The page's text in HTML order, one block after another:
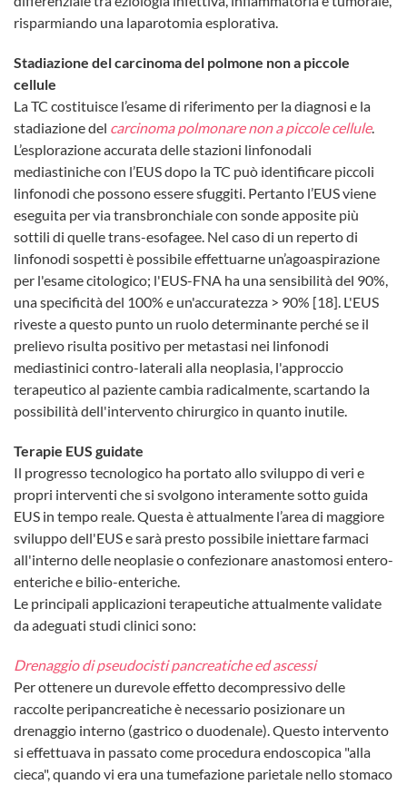
risparmiando una laparotomia esplorativa.
Stadiazione del carcinoma del polmone non a piccole
cellule
La TC costituisce l’esame di riferimento per la diagnosi e la
stadiazione del carcinoma polmonare non a piccole cellule.
L’esplorazione accurata delle stazioni linfonodali
mediastiniche con l’EUS dopo la TC può identificare piccoli
linfonodi che possono essere sfuggiti. Pertanto l’EUS viene
eseguita per via transbronchiale con sonde apposite più
sottili di quelle trans-esofagee. Nel caso di un reperto di
linfonodi sospetti è possibile effettuarne un’agoaspirazione
per l'esame citologico; l'EUS-FNA ha una sensibilità del 90%,
una specificità del 100% e un'accuratezza > 90% [18]. L'EUS
riveste a questo punto un ruolo determinante perché se il
prelievo risulta positivo per metastasi nei linfonodi
mediastinici contro-laterali alla neoplasia, l'approccio
terapeutico al paziente cambia radicalmente, scartando la
possibilità dell'intervento chirurgico in quanto inutile.
Terapie EUS guidate
Il progresso tecnologico ha portato allo sviluppo di veri e
propri interventi che si svolgono interamente sotto guida
EUS in tempo reale. Questa è attualmente l’area di maggiore
sviluppo dell'EUS e sarà presto possibile iniettare farmaci
all'interno delle neoplasie o confezionare anastomosi entero-
enteriche e bilio-enteriche.
Le principali applicazioni terapeutiche attualmente validate
da adeguati studi clinici sono:
Drenaggio di pseudocisti pancreatiche ed ascessi
Per ottenere un durevole effetto decompressivo delle
raccolte peripancreatiche è necessario posizionare un
drenaggio interno (gastrico o duodenale). Questo intervento
si effettuava in passato come procedura endoscopica "alla
cieca", quando vi era una tumefazione parietale nello stomaco